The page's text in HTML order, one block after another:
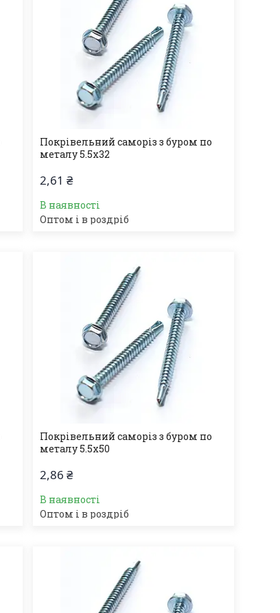
Покрівельний саморіз з буром по
металу 5.5х32
2,61 ₴
В наявності
Оптом і в роздріб
Покрівельний саморіз з буром по
металу 5.5х50
2,86 ₴
В наявності
Оптом і в роздріб